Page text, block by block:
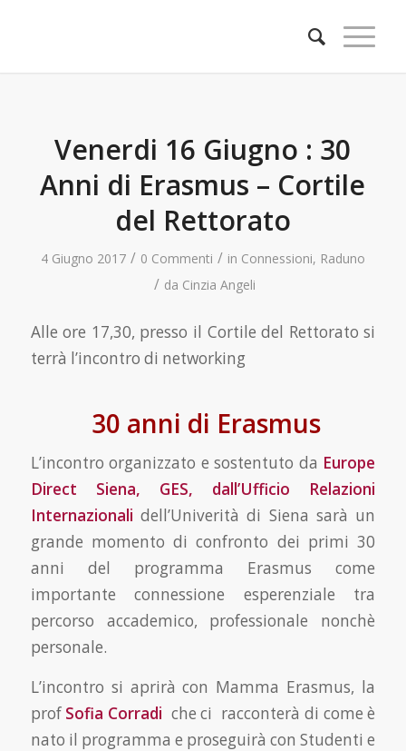
Venerdi 16 Giugno : 30
Anni di Erasmus – Cortile
del Rettorato
4 Giugno 2017 / 0 Commenti / in Connessioni, Raduno
/ da Cinzia Angeli
Alle ore 17,30, presso il Cortile del Rettorato si
terrà l’incontro di networking
30 anni di Erasmus
L’incontro organizzato e sostentuto da Europe
Direct Siena, GES, dall’Ufficio Relazioni
Internazionali dell’Univerità di Siena sarà un
grande momento di confronto dei primi 30
anni del programma Erasmus come
importante connessione esperenziale tra
percorso accademico, professionale nonchè
personale.
L’incontro si aprirà con Mamma Erasmus, la
prof Sofia Corradi che ci racconterà di come è
nato il programma e proseguirà con Studenti e